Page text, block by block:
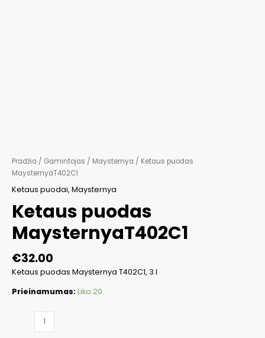
Pradžia / Gamintojas / Maysternya / Ketaus puodas
MaysternyaT402C1
Ketaus puodai, Maysternya
Ketaus puodas
MaysternyaT402C1
€32.00
Ketaus puodas Maysternya T402C1, 3 l
Prieinamumas:Liko 20
produkto